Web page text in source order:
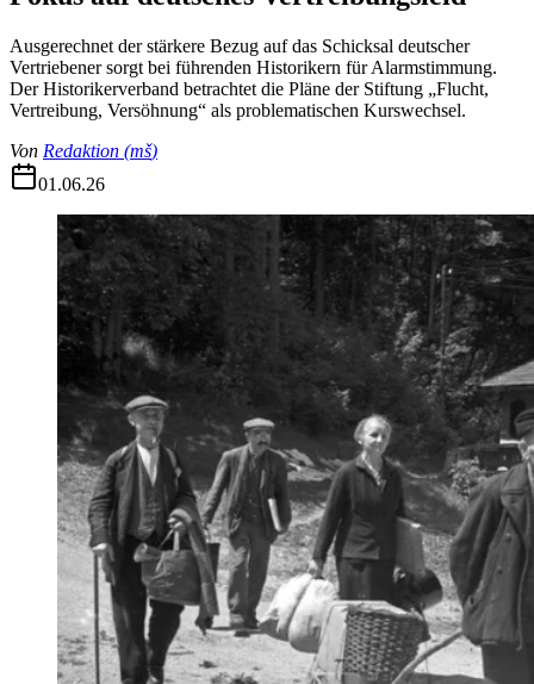
Ausgerechnet der stärkere Bezug auf das Schicksal deutscher
Vertriebener sorgt bei führenden Historikern für Alarmstimmung.
Der Historikerverband betrachtet die Pläne der Stiftung „Flucht,
Vertreibung, Versöhnung“ als problematischen Kurswechsel.
Von Redaktion (mš)
01.06.26